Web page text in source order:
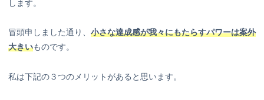
します。
冒頭申しました通り、 小さな達成感が我々にもたらすパワーは案外
大きいものです。
私は下記の３つのメリットがあると思います。